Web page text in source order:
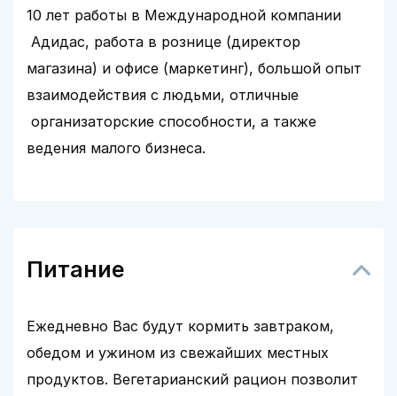
10 лет работы в Международной компании
Адидас, работа в рознице (директор
магазина) и офисе (маркетинг), большой опыт
взаимодействия с людьми, отличные
организаторские способности, а также
ведения малого бизнеса.
Питание
Ежедневно Вас будут кормить завтраком,
обедом и ужином из свежайших местных
продуктов. Вегетарианский рацион позволит